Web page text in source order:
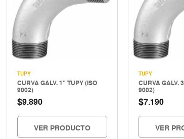
TUPY
CURVA GALV. 1" TUPY (ISO
9002)
$9.890
VER PRODUCTO
TUPY
CURVA GALV.
9002)
$7.190
VER